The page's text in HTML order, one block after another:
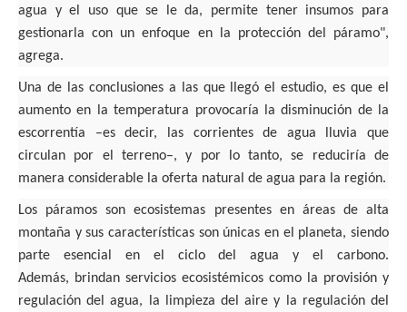
agua y el uso que se le da, permite tener insumos para
gestionarla con un enfoque en la protección del páramo",
agrega.
Una de las conclusiones a las que llegó el estudio, es que el
aumento en la temperatura provocaría la disminución de la
escorrentía –es decir, las corrientes de agua lluvia que
circulan por el terreno–, y por lo tanto, se reduciría de
manera considerable la oferta natural de agua para la región.
Los páramos son ecosistemas presentes en áreas de alta
montaña y sus características son únicas en el planeta, siendo
parte esencial en el ciclo del agua y el carbono.
Además, brindan servicios ecosistémicos como la provisión y
regulación del agua, la limpieza del aire y la regulación del